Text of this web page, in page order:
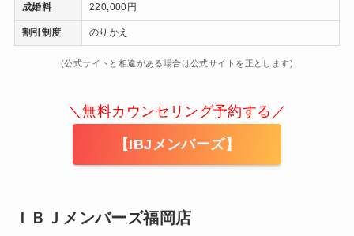
成婚料 220,000円
割引制度 のりかえ
(公式サイトと相違がある場合は公式サイトを正とします)
＼無料カウンセリング予約する／
【IBJメンバーズ】
ＩＢＪメンバーズ福岡店